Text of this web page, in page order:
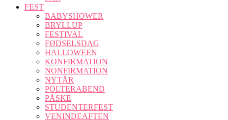
FEST
BABYSHOWER
BRYLLUP
FESTIVAL
FØDSELSDAG
HALLOWEEN
KONFIRMATION
NONFIRMATION
NYTÅR
POLTERABEND
PÅSKE
STUDENTERFEST
VENINDEAFTEN